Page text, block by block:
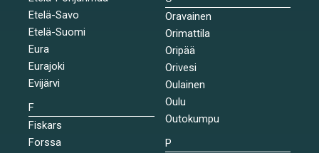
Etelä-Savo
Etelä-Suomi
Eura
Eurajoki
Evijärvi
F
Fiskars
Forssa
Oravainen
Orimattila
Oripää
Orivesi
Oulainen
Oulu
Outokumpu
P